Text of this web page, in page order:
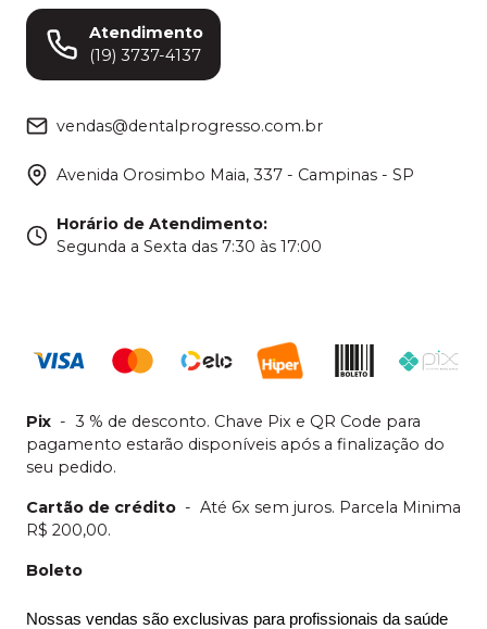
Atendimento
(19) 3737-4137
vendas@dentalprogresso.com.br
Avenida Orosimbo Maia, 337 - Campinas - SP
Horário de Atendimento:
Segunda a Sexta das 7:30 às 17:00
Pix - 3 % de desconto. Chave Pix e QR Code para
pagamento estarão disponíveis após a finalização do
seu pedido.
Cartão de crédito - Até 6x sem juros. Parcela Minima
R$ 200,00.
Boleto
Nossas vendas são exclusivas para profissionais da saúde